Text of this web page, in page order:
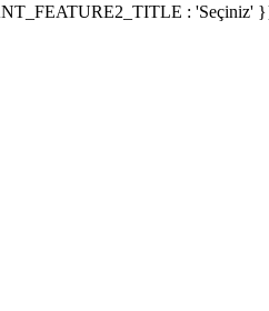
: 'Seçiniz'